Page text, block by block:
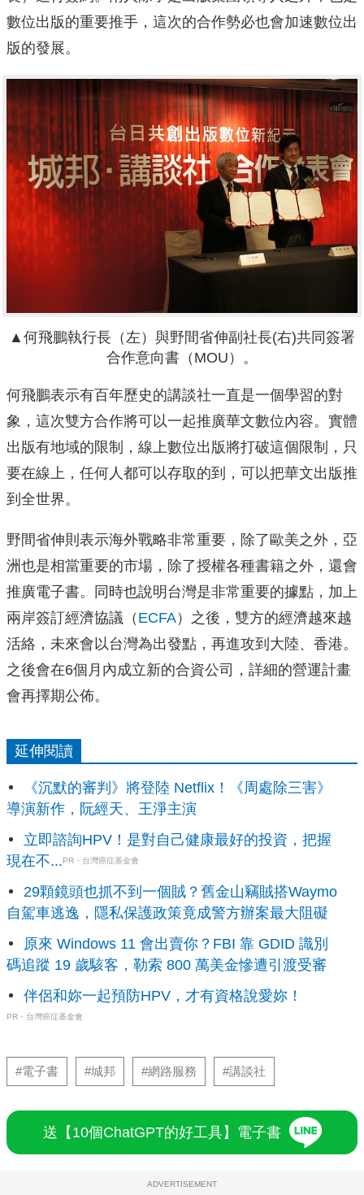
數位出版的重要推手，這次的合作勢必也會加速數位出
版的發展。
▲何飛鵬執行長（左）與野間省伸副社長(右)共同簽署
合作意向書（MOU）。
何飛鵬表示有百年歷史的講談社一直是一個學習的對
象，這次雙方合作將可以一起推廣華文數位內容。實體
出版有地域的限制，線上數位出版將打破這個限制，只
要在線上，任何人都可以存取的到，可以把華文出版推
到全世界。
野間省伸則表示海外戰略非常重要，除了歐美之外，亞
洲也是相當重要的市場，除了授權各種書籍之外，還會
推廣電子書。同時也說明台灣是非常重要的據點，加上
兩岸簽訂經濟協議（ ECFA）之後，雙方的經濟越來越
活絡，未來會以台灣為出發點，再進攻到大陸、香港。
之後會在6個月內成立新的合資公司，詳細的營運計畫
會再擇期公佈。
延伸閱讀
《沉默的審判》將登陸 Netflix！《周處除三害》
導演新作，阮經天、王淨主演
立即諮詢HPV！是對自己健康最好的投資，把握
現在不...PR・台灣癌症基金會
29顆鏡頭也抓不到一個賊？舊金山竊賊搭Waymo
自駕車逃逸，隱私保護政策竟成警方辦案最大阻礙
原來 Windows 11 會出賣你？FBI 靠 GDID 識別
碼追蹤 19 歲駭客，勒索 800 萬美金慘遭引渡受審
伴侶和妳一起預防HPV，才有資格說愛妳！
PR・台灣癌症基金會
#電子書 #城邦 #網路服務 #講談社
送【10個ChatGPT的好工具】電子書
ADVERTISEMENT